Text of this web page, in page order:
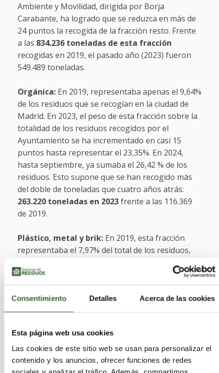
Consentimiento Detalles Acerca de las cookies
Esta página web usa cookies
Las cookies de este sitio web se usan para personalizar el
contenido y los anuncios, ofrecer funciones de redes
Ambiente y Movilidad, dirigida por Borja
Carabante, ha logrado que se reduzca en más de
24 puntos la recogida de la fracción resto. Frente
a las 834.236 toneladas de esta fracción
recogidas en 2019, el pasado año (2023) fueron
549.489 toneladas.
Orgánica:En 2019, representaba apenas el 9,64%
de los residuos que se recogían en la ciudad de
Madrid. En 2023, el peso de esta fracción sobre la
totalidad de los residuos recogidos por el
Ayuntamiento se ha incrementado en casi 15
puntos hasta representar el 23,35%. En 2024,
hasta septiembre, ya sumaba el 26,42 % de los
residuos. Esto supone que se han recogido más
del doble de toneladas que cuatro años atrás:
263.220 toneladas en 2023frente a las 116.369
de 2019.
Plástico, metal y brik:En 2019, esta fracción
representaba el 7,97% del total de los residuos,
meses de 2024, ya supone el 11,21% del global. En
total, el pasado año se recogieron 126.384
toneladas, 30.000 más que las registradas en 2019
(entonces fueron 96.231).
Papel-cartón: Hoy se recogen al año 10.000
toneladas más de esta fracción que en 2019: en
2023, se registraron 74.146, mientras que en